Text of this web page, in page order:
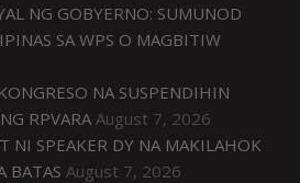
NG GOBYERNO: SUMUNOD
SA WPS O MAGBITIW
NA SUSPENDIHIN
RPVARA August 7, 2026
NI SPEAKER DY NA MAKILAHOK
BATAS August 7, 2026